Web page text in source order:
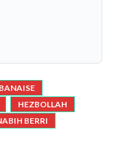
HEZBOLLAH
BERRI